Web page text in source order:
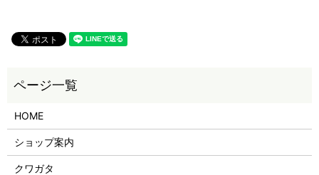
HOME
ショップ案内
クワガタ